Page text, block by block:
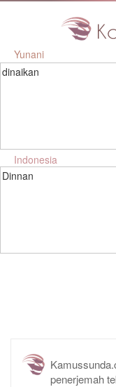
Yunani
dinaikan
Indonesia
Dinnan
penerjemah